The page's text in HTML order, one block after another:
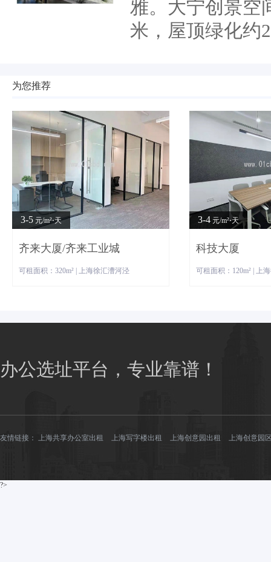
雅。大宁创景空
米，屋顶绿化约
为您推荐
3-5 元/m²⋅天
齐来大厦/齐来工业城
可租面积：320m² | 上海徐汇漕河泾
3-4 元/m²⋅天
科技大厦
可租面积：120m² | 上
办公选址平台，专业靠谱！
友情链接： 上海共享办公室出租 上海写字楼出租 上海创意园出租 上海创意园
?>